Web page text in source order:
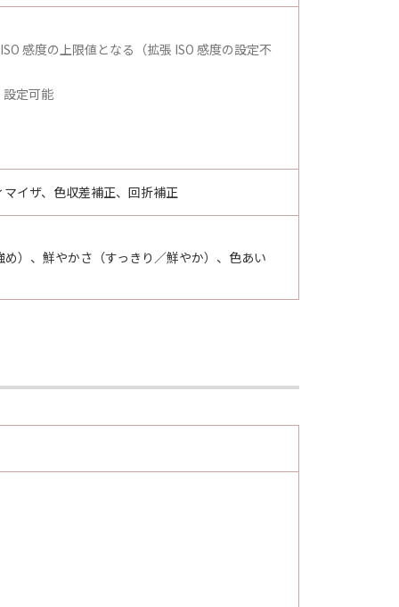
感度の上限値となる（拡張 ISO 感度の設定不
設定可能
イザ、色収差補正、回折補正
）、鮮やかさ（すっきり／鮮やか）、色あい